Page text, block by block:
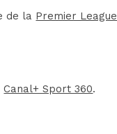
de la Premier League
Canal+ Sport 360.